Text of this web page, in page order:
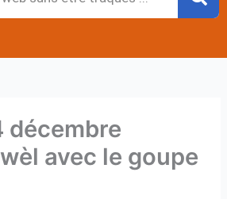
décembre
avec le goupe